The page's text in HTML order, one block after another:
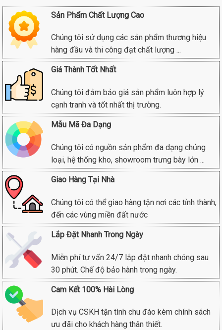
Sản Phẩm Chất Lượng Cao
Chúng tôi sử dụng các sản phẩm thương hiệu
hàng đầu và thi công đạt chất lượng ...
Giá Thành Tốt Nhất
Chúng tôi đảm bảo giá sản phẩm luôn hợp lý
cạnh tranh và tốt nhất thị trường.
Mẫu Mã Đa Dạng
Chúng tôi có nguồn sản phẩm đa dạng chủng
loại, hệ thống kho, showroom trưng bày lớn ...
Giao Hàng Tại Nhà
Chúng tôi có thể giao hàng tận nơi các tỉnh thành,
đến các vùng miền đất nước
Lắp Đặt Nhanh Trong Ngày
Miễn phí tư vấn 24/7 lắp đặt nhanh chóng sau
30 phút. Chế độ bảo hành trong ngày.
Cam Kết 100% Hài Lòng
Dịch vụ CSKH tận tình chu đáo kèm chính sách
ưu đãi cho khách hàng thân thiết.